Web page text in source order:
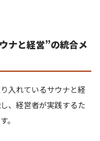
ナと経営”の統合メ
入れているサウナと経
、経営者が実践するた
。